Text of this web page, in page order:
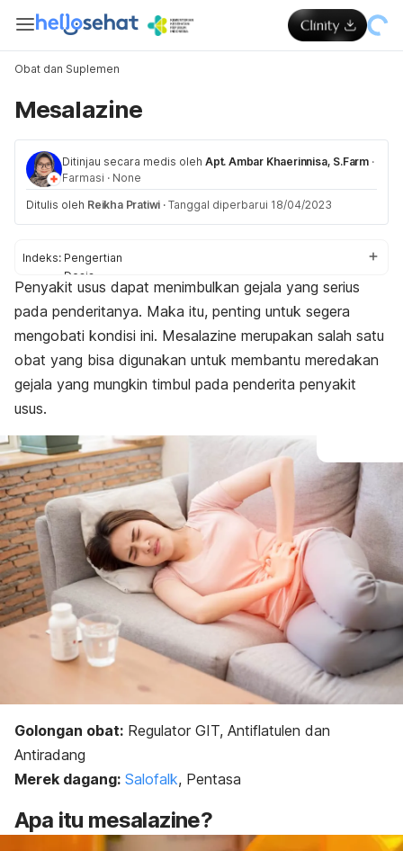
Obat dan Suplemen
Mesalazine
Ditinjau secara medis oleh Apt. Ambar Khaerinnisa, S.Farm ·
Farmasi · None
Ditulis oleh Reikha Pratiwi · Tanggal diperbarui 18/04/2023
Indeks: Pengertian
Dosis
Aturan pakai
Efek samping
Peringatan dan perhatian
Interaksi obat
Penyakit usus dapat menimbulkan gejala yang serius
pada penderitanya. Maka itu, penting untuk segera
mengobati kondisi ini. Mesalazine merupakan salah satu
obat yang bisa digunakan untuk membantu meredakan
gejala yang mungkin timbul pada penderita penyakit
usus.
Golongan obat: Regulator GIT, Antiflatulen dan
Antiradang
Merek dagang: Salofalk, Pentasa
Apa itu mesalazine?